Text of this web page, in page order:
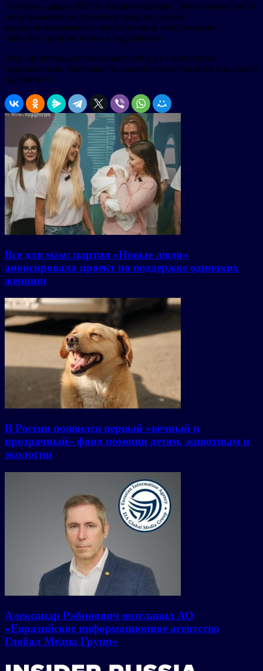
Телефоны марки IIIF150 хорошо подходят для экстремального
использования на открытом воздухе и имеют
водонепроницаемую и ударопрочную конструкцию с
высоким уровнем пыле- и водозащиты.
Они сопровождают пользователей в их ежедневных
приключениях благодаря идеальной портативности и высокой
надежности.
Все для мам: партия «Новые люди»
анонсировала проект по поддержке одиноких
женщин
В России появился первый «вечный и
прозрачный» фонд помощи детям, животным и
экологии
Александр Рабинович возглавил АО
«Евразийское информационное агентство
Глобал Медиа Групп»